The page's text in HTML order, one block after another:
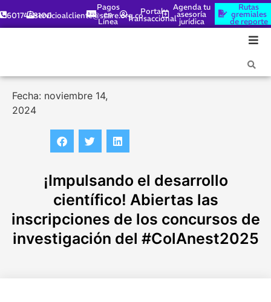
6017448100servicioalcliente@scare.org.co
Pagos
en
Línea
Portal
Transaccional
Agenda tu
asesoría
jurídica
Rutas
gremiales
de reporte
Fecha: noviembre 14,
2024
¡Impulsando el desarrollo
científico! Abiertas las
inscripciones de los concursos de
investigación del #ColAnest2025